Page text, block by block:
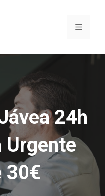
Menú
24h
Urgente
30€